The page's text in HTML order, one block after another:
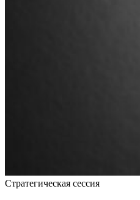
Стратегическая сессия